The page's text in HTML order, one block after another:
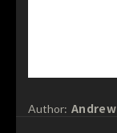
Author: Andrew